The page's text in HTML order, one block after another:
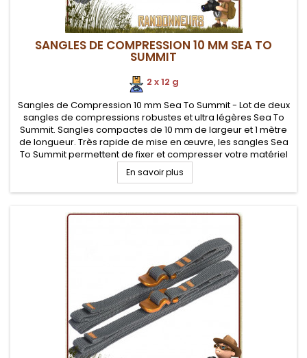
SANGLES DE COMPRESSION 10 MM SEA TO
SUMMIT
2 x 12 g
Sangles de Compression 10 mm Sea To Summit - Lot de deux
sangles de compressions robustes et ultra légères Sea To
Summit. Sangles compactes de 10 mm de largeur et 1 mètre
de longueur. Très rapide de mise en œuvre, les sangles Sea
To Summit permettent de fixer et compresser votre matériel
de randonnée et autres équipements (sac de couchage,
matelas...)
En savoir plus